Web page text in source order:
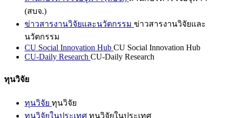
(สบจ.)
ข่าวสารงานวิจัยและนวัตกรรม ข่าวสารงานวิจัยและ
นวัตกรรม
CU Social Innovation Hub CU Social Innovation Hub
CU-Daily Research CU-Daily Research
ทุนวิจัย
ทุนวิจัย ทุนวิจัย
ทุนวิจัยในประเทศ ทุนวิจัยในประเทศ